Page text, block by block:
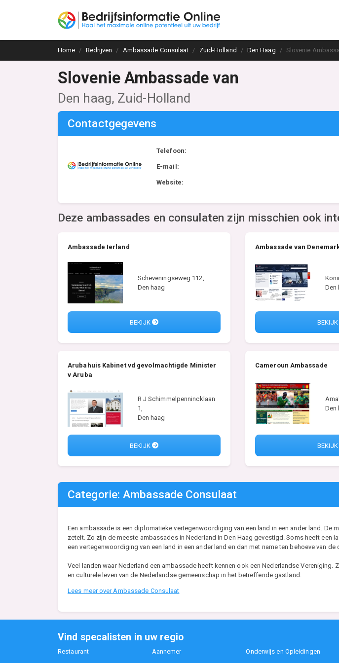
Home Bedrijven Ambassade Consulaat Zuid-Holland Den Haag Slovenie
Slovenie Ambassade van
Den haag, Zuid-Holland
Contactgegevens
Telefoon:
E-mail:
Website:
Deze ambassades en consulaten zijn misschien ook
Ambassade Ierland
Scheveningseweg 112,
Den haag
BEKIJK
Ambassade van
Den
BEKIJK
Arubahuis Kabinet vd gevolmachtigde Minister
v Aruba
R J Schimmelpennincklaan
1,
Den haag
BEKIJK
Cameroun Ambassade
Den
BEKIJK
Categorie: Ambassade Consulaat
Een ambassade is een diplomatieke vertegenwoordiging van een land in een ander land.
zetelt. Zo zijn de meeste ambassades in Nederland in Den Haag gevestigd. Soms heeft
een vertegenwoordiging van een land in een ander land en dan met name ten behoeve van
Veel landen waar Nederland een ambassade heeft kennen ook een Nederlandse
en culturele leven van de Nederlandse gemeenschap in het betreffende gastland.
Lees meer over Ambassade Consulaat
Vind specalisten in uw regio
Restaurant Aannemer Onderwijs en Opleidingen